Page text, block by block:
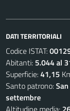
DATI TERRITORIALI
Codice ISTAT:
Abitanti: 5.044 al
Superficie:41,15
Santo patrono:
settembre